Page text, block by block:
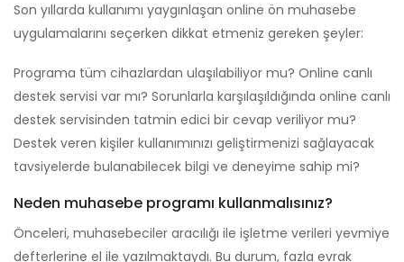
Son yıllarda kullanımı yaygınlaşan online ön muhasebe
uygulamalarını seçerken dikkat etmeniz gereken şeyler:
Programa tüm cihazlardan ulaşılabiliyor mu? Online canlı
destek servisi var mı? Sorunlarla karşılaşıldığında online canlı
destek servisinden tatmin edici bir cevap veriliyor mu?
Destek veren kişiler kullanımınızı geliştirmenizi sağlayacak
tavsiyelerde bulanabilecek bilgi ve deneyime sahip mi?
Neden muhasebe programı kullanmalısınız?
Önceleri, muhasebeciler aracılığı ile işletme verileri yevmiye
defterlerine el ile yazılmaktaydı. Bu durum, fazla evrak